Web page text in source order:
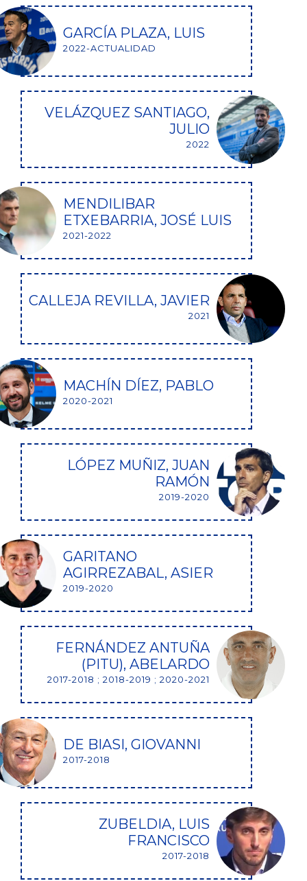
GARCÍA PLAZA, LUIS
2022-ACTUALIDAD
VELÁZQUEZ SANTIAGO,
JULIO
2022
MENDILIBAR
ETXEBARRIA, JOSÉ LUIS
2021-2022
CALLEJA REVILLA, JAVIER
2021
MACHÍN DÍEZ, PABLO
2020-2021
LÓPEZ MUÑIZ, JUAN
RAMÓN
2019-2020
GARITANO
AGIRREZABAL, ASIER
2019-2020
FERNÁNDEZ ANTUÑA
(PITU), ABELARDO
2017-2018 ; 2018-2019 ; 2020-2021
DE BIASI, GIOVANNI
2017-2018
ZUBELDIA, LUIS
FRANCISCO
2017-2018